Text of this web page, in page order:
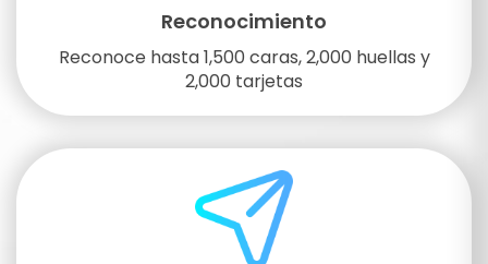
Reconocimiento
Reconoce hasta 1,500 caras, 2,000 huellas y
2,000 tarjetas